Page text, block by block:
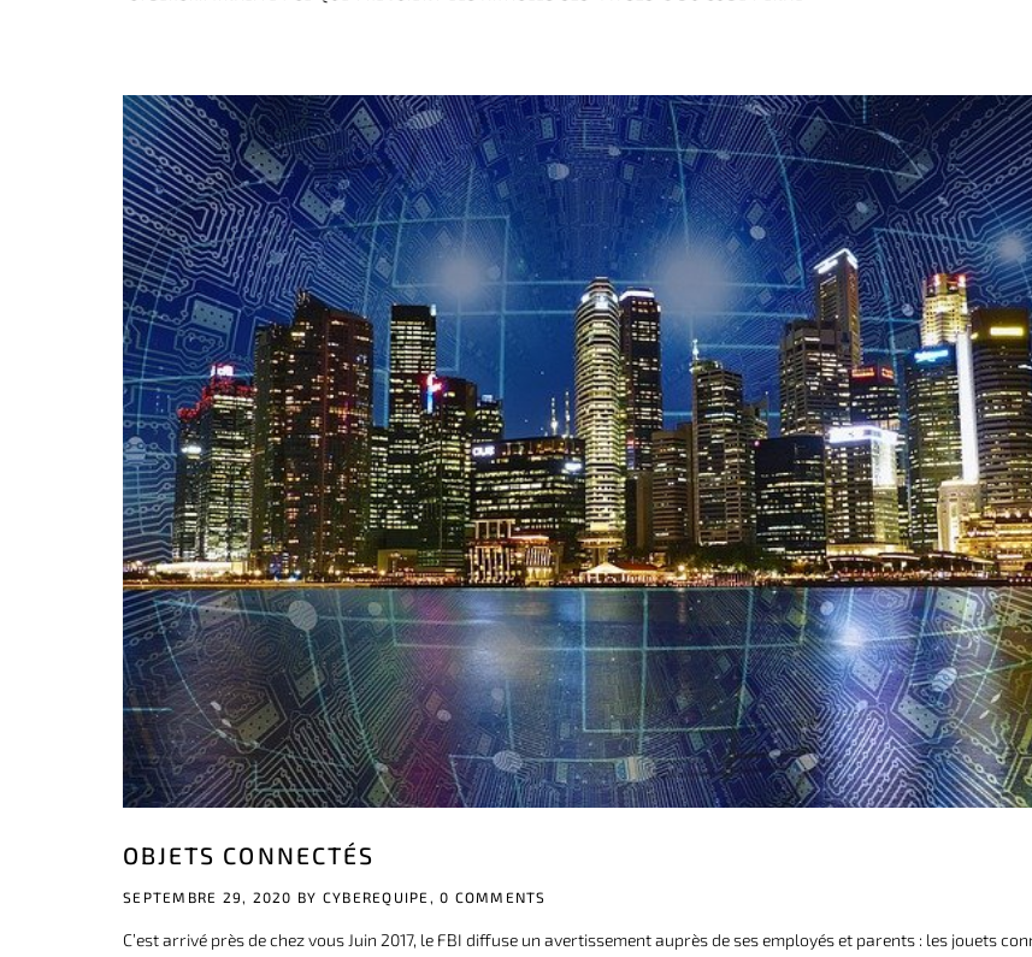
OBJETS CONNECTÉS
SEPTEMBRE 29, 2020 BY CYBEREQUIPE, 0 COMMENTS
C’est arrivé près de chez vous Juin 2017, le FBI diffuse un avertissement auprès de ses employés et parents : les jouets